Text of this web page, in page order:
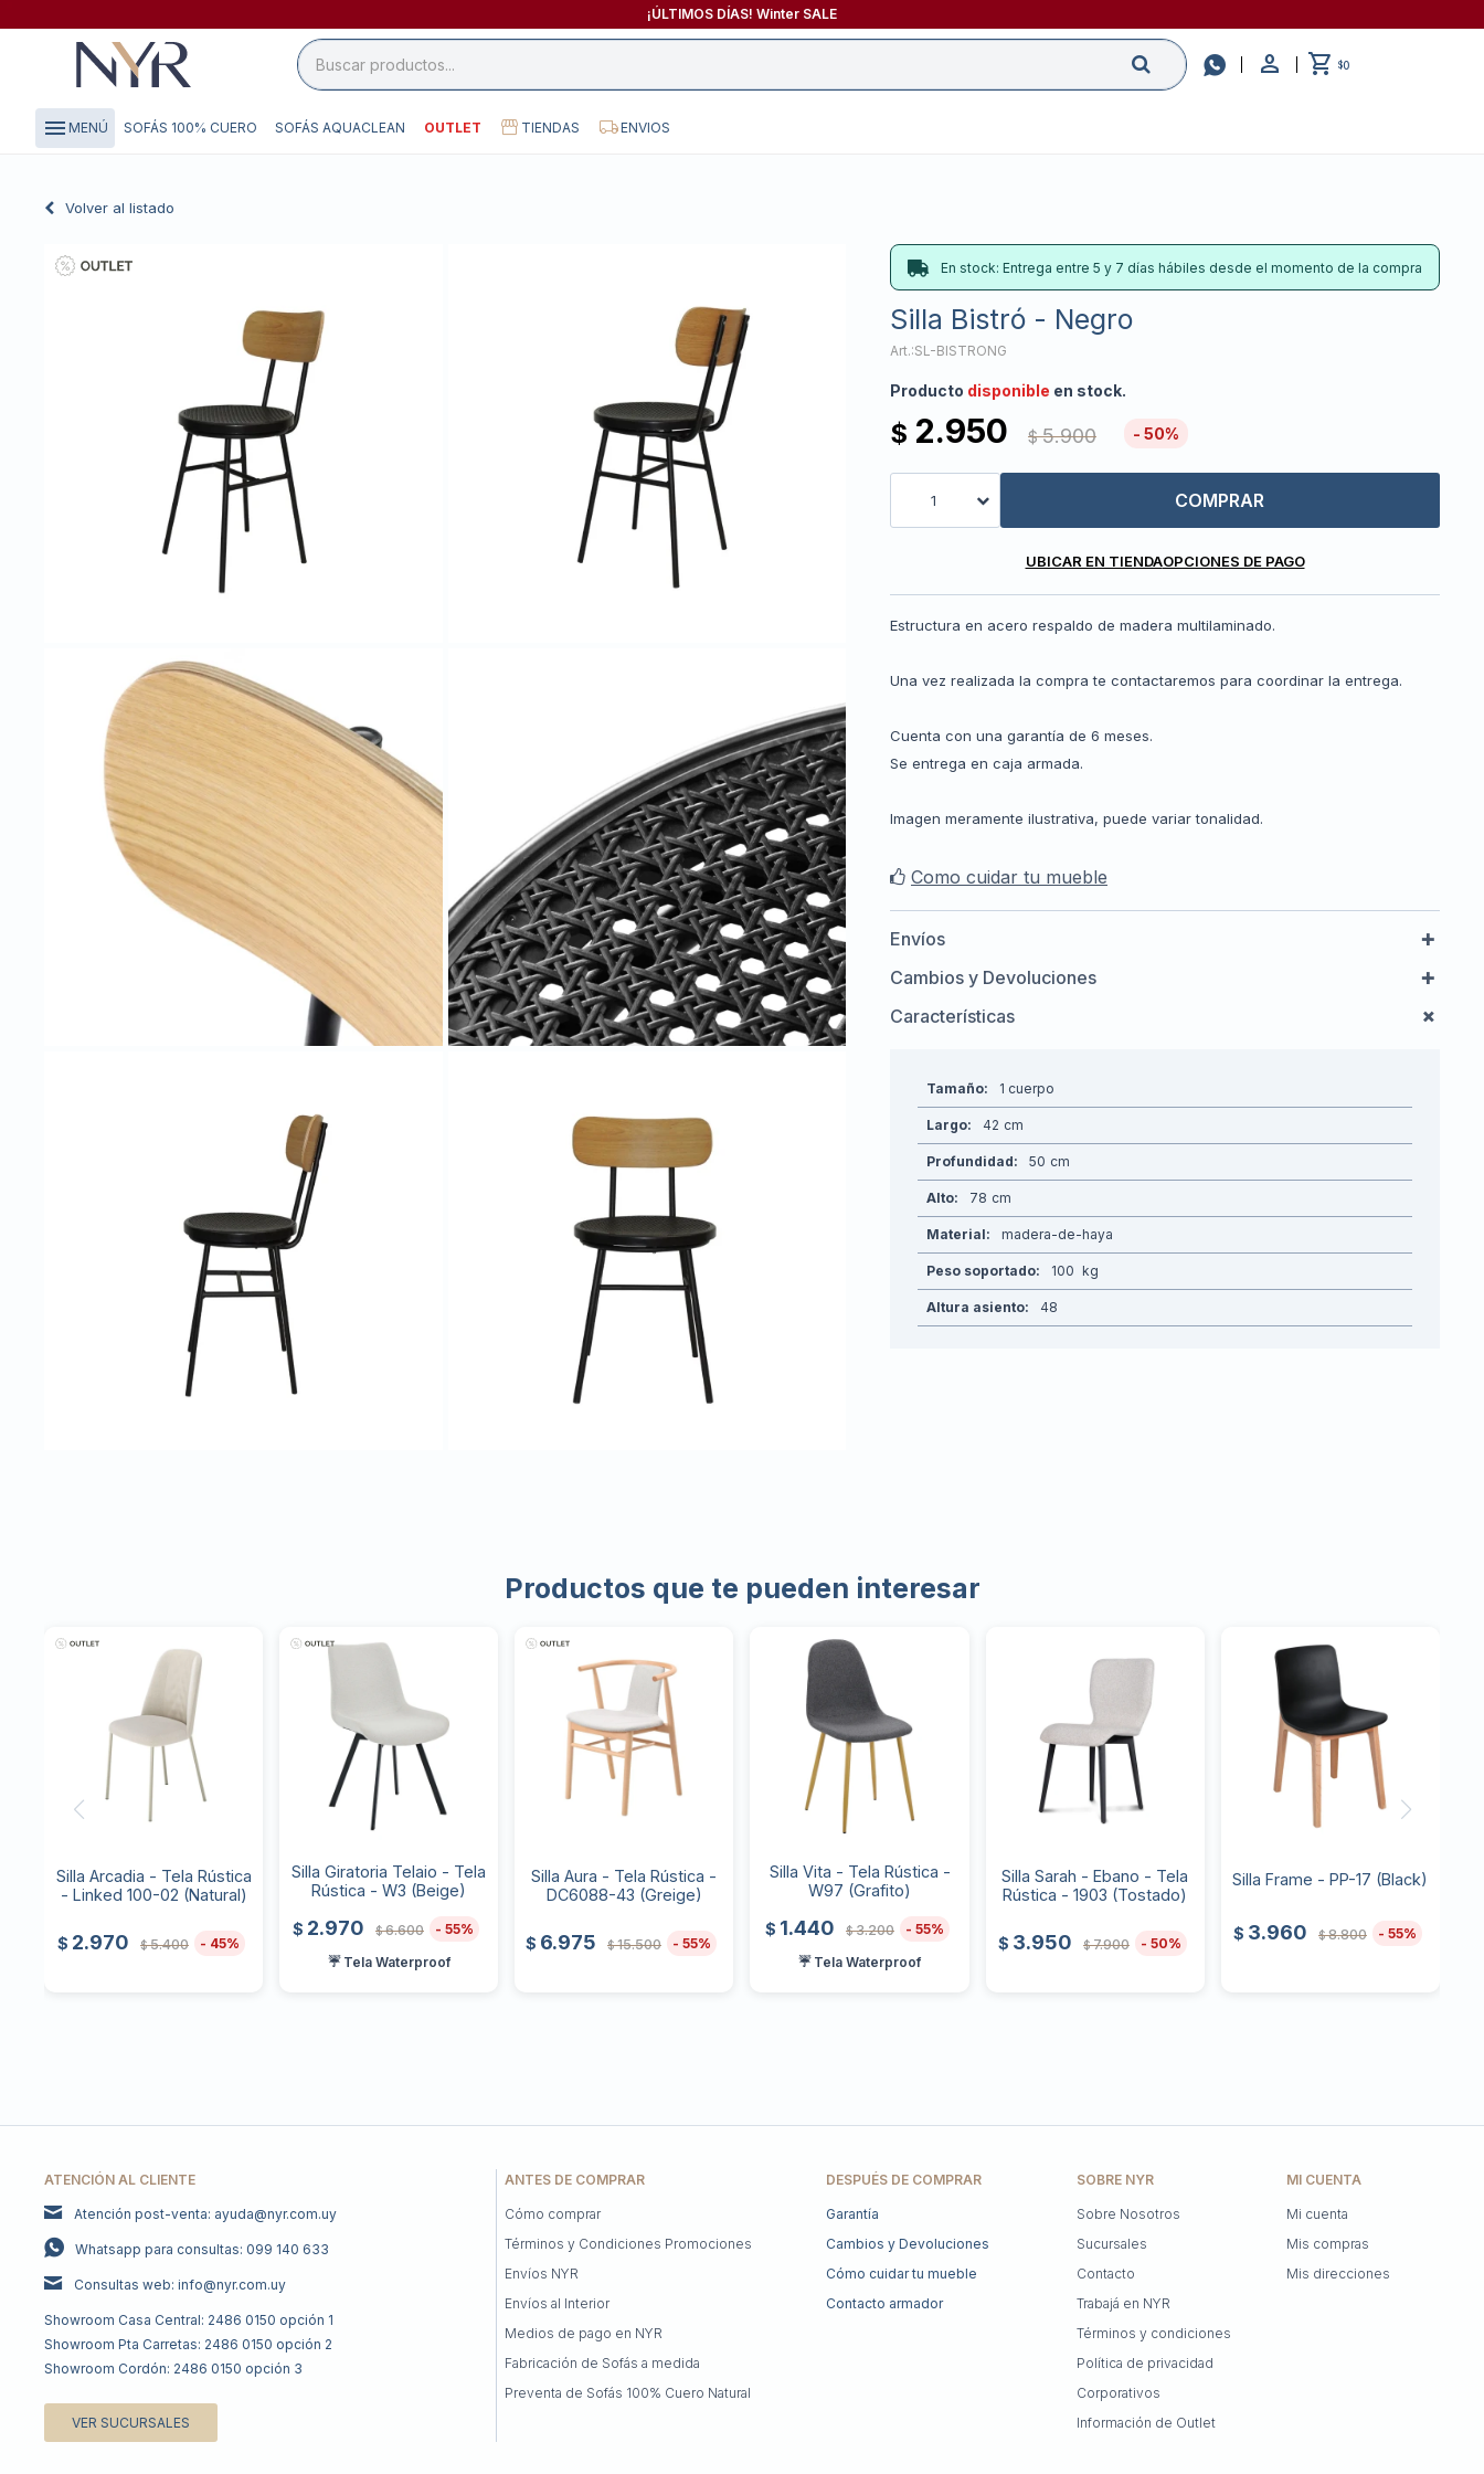
¡ÚLTIMOS DÍAS! Winter SALE
 $0
menu MENÚ SOFÁS 100% CUERO SOFÁS AQUACLEAN OUTLET TIENDAS ENVIOS
Volver al listado
En stock: Entrega entre 5 y 7 días hábiles desde el momento de la compra
Silla Bistró - Negro
SL-BISTRONG
Producto disponible en stock.
$ 2.950 $ 5.900 50
1 COMPRAR
UBICAR EN TIENDAOPCIONES DE PAGO
Estructura en acero respaldo de madera multilaminado.
Una vez realizada la compra te contactaremos para coordinar la entrega.
Cuenta con una garantía de 6 meses.
Se entrega en caja armada.
Imagen meramente ilustrativa, puede variar tonalidad.
Como cuidar tu mueble
Envíos
Cambios y Devoluciones
Características
Tamaño 1 cuerpo
Largo 42
Profundidad 50
Alto 78
Material madera-de-haya
Peso soportado 100
Altura asiento 48
Productos que te pueden interesar
Silla Arcadia - Tela Rústica
- Linked 100-02 (Natural)
$ 2.970 $ 5.400 45
Silla Giratoria Telaio - Tela
Rústica - W3 (Beige)
$ 2.970 $ 6.600
55
☔ Tela Waterproof
Silla Aura - Tela Rústica -
DC6088-43 (Greige)
$ 6.975 $ 15.500 55
Silla Vita - Tela Rústica -
W97 (Grafito)
$ 1.440 $ 3.200
55
☔ Tela Waterproof
Silla Sarah - Ebano - Tela
Rústica - 1903 (Tostado)
$ 3.950 $ 7.900 50
Silla Frame - PP-17 (Black)
$ 3.960 $ 8.800 55
ATENCIÓN AL CLIENTE
Atención post-venta: ayuda@nyr.com.uy
Whatsapp para consultas: 099 140 633
Consultas web: info@nyr.com.uy
Showroom Casa Central: 2486 0150 opción 1
Showroom Pta Carretas: 2486 0150 opción 2
Showroom Cordón: 2486 0150 opción 3
VER SUCURSALES
DESPUÉS DE COMPRAR
Garantía
Cambios y Devoluciones
Cómo cuidar tu mueble
Contacto armador
SOBRE NYR
Sobre Nosotros
Sucursales
Contacto
Trabajá en NYR
Términos y condiciones
Política de privacidad
Corporativos
Información de Outlet
ANTES DE COMPRAR
Cómo comprar
Términos y Condiciones Promociones
Envíos NYR
Envíos al Interior
Medios de pago en NYR
Fabricación de Sofás a medida
Preventa de Sofás 100% Cuero Natural
MI CUENTA
Mi cuenta
Mis compras
Mis direcciones
close